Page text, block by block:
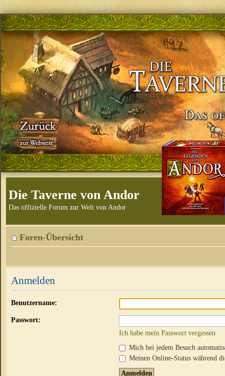
Die Taverne von Andor
Das offizielle Forum zur Welt von Andor
Foren-Übersicht
Anmelden
Benutzername:
Passwort:
Ich habe mein Passwort vergessen
Mich bei jedem Besuch
Meinen Online-Status während